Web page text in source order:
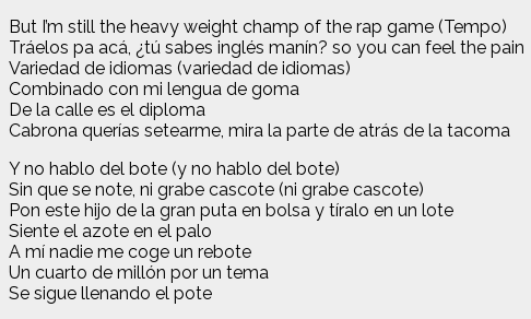
But I’m still the heavy weight champ of the rap game (Tempo)
Tráelos pa acá, ¿tú sabes inglés manín? so you can feel the pain
Variedad de idiomas (variedad de idiomas)
Combinado con mi lengua de goma
De la calle es el diploma
Cabrona querías setearme, mira la parte de atrás de la tacoma
Y no hablo del bote (y no hablo del bote)
Sin que se note, ni grabe cascote (ni grabe cascote)
Pon este hijo de la gran puta en bolsa y tíralo en un lote
Siente el azote en el palo
A mí nadie me coge un rebote
Un cuarto de millón por un tema
Se sigue llenando el pote